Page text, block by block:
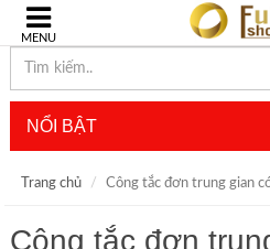
MENU
NỔI BẬT
Trang chủ Công tắc đơn trung gian
Công tắc đơn